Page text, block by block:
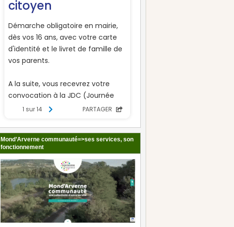
Mond’Arverne communauté=>ses services, son
fonctionnement